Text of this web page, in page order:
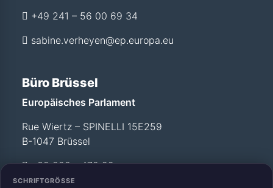
SCHRIFTGRÖSSE
+49 241 – 56 00 69 34
sabine.verheyen@ep.europa.eu
Büro Brüssel
Europäisches Parlament
Rue Wiertz – SPINELLI 15E259
B-1047 Brüssel
+32 228 - 472 99